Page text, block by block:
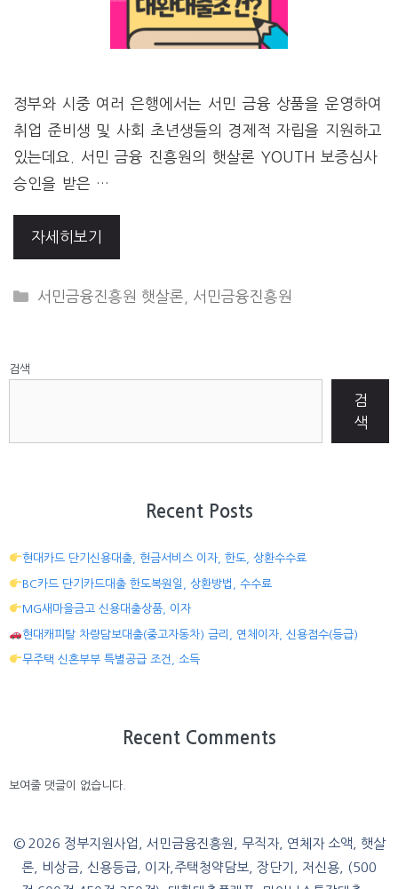
정부와 시중 여러 은행에서는 서민 금융 상품을 운영하여
취업 준비생 및 사회 초년생들의 경제적 자립을 지원하고
있는데요. 서민 금융 진흥원의 햇살론 YOUTH 보증심사
승인을 받은 …
자세히보기
CATEGORIES
서민금융진흥원 햇살론 서민금융진흥원
검색
검
색
Recent Posts
현대카드 단기신용대출, 현금서비스 이자, 한도, 상환수수료
BC카드 단기카드대출 한도복원일, 상환방법, 수수료
MG새마을금고 신용대출상품, 이자
현대캐피탈 차량담보대출(중고자동차) 금리, 연체이자, 신용점수(등급)
무주택 신혼부부 특별공급 조건, 소득
Recent Comments
보여줄 댓글이 없습니다.
© 2026 정부지원사업, 서민금융진흥원, 무직자, 연체자 소액, 햇살
론, 비상금, 신용등급, 이자,주택청약담보, 장단기, 저신용, (500